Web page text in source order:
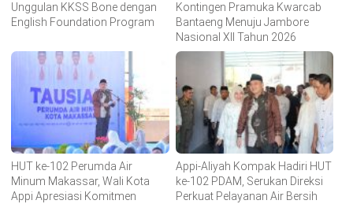
Unggulan KKSS Bone dengan
English Foundation Program
Kontingen Pramuka Kwarcab
Bantaeng Menuju Jambore
Nasional XII Tahun 2026
HUT ke-102 Perumda Air
Minum Makassar, Wali Kota
Appi Apresiasi Komitmen
Appi-Aliyah Kompak Hadiri HUT
ke-102 PDAM, Serukan Direksi
Perkuat Pelayanan Air Bersih